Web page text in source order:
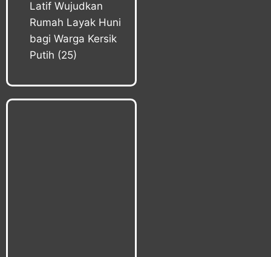
Latif Wujudkan
Rumah Layak Huni
bagi Warga Kersik
Putih (25)